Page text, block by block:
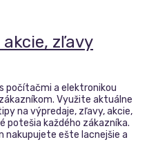
zľavy
počítačmi a elektronikou
Využite aktuálne
na výpredaje, zľavy, akcie,
potešia každého zákazníka.
ešte lacnejšie a